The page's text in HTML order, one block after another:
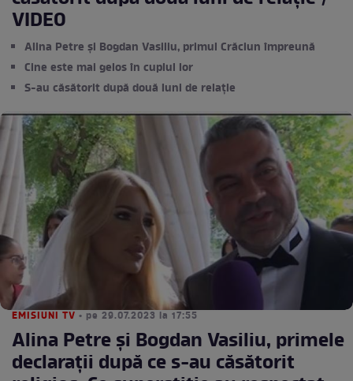
VIDEO
Alina Petre și Bogdan Vasiliu, primul Crăciun împreună
Cine este mai gelos în cuplul lor
S-au căsătorit după două luni de relație
EMISIUNI TV • pe 29.07.2023 la 17:55
Alina Petre și Bogdan Vasiliu, primele
declarații după ce s-au căsătorit